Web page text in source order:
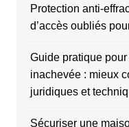
Protection anti-
d’accès oubliés
Guide pratique
inachevée : mieux
juridiques et
Sécuriser une